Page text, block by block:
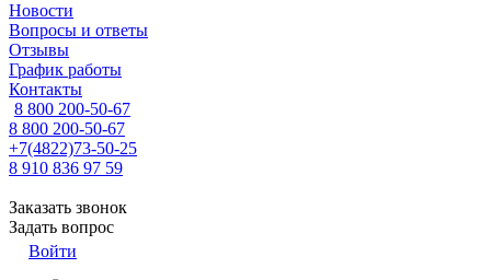
Новости
Вопросы и ответы
Отзывы
График работы
Контакты
8 800 200-50-67
8 800 200-50-67
+7(4822)73-50-25
8 910 836 97 59
Заказать звонок
Задать вопрос
Войти